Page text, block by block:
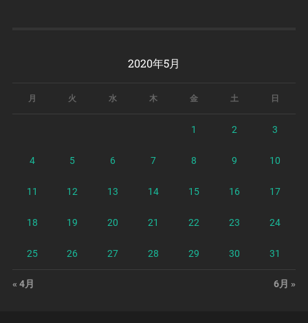
2020年5月
月 火 水 木 金 土 日
1 2 3
4 5 6 7 8 9 10
11 12 13 14 15 16 17
18 19 20 21 22 23 24
25 26 27 28 29 30 31
« 4月 6月 »